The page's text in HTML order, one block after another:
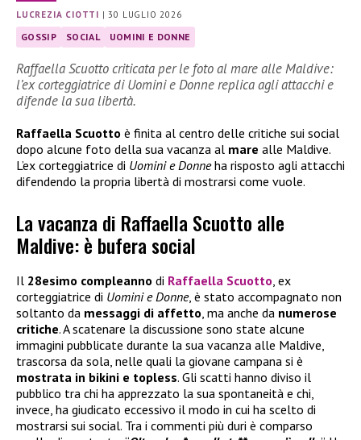
LUCREZIA CIOTTI |30 LUGLIO 2026
GOSSIP SOCIAL UOMINI E DONNE
Raffaella Scuotto criticata per le foto al mare alle Maldive:
l’ex corteggiatrice di Uomini e Donne replica agli attacchi e
difende la sua libertà.
Raffaella Scuotto è finita al centro delle critiche sui social
dopo alcune foto della sua vacanza al mare alle Maldive.
L’ex corteggiatrice di Uomini e Donneha risposto agli attacchi
difendendo la propria libertà di mostrarsi come vuole.
La vacanza di Raffaella Scuotto alle
Maldive: è bufera social
Il 28esimo compleanno di Raffaella Scuotto , ex
corteggiatrice di Uomini e Donne, è stato accompagnato non
soltanto da messaggi di affetto , ma anche da numerose
critiche. A scatenare la discussione sono state alcune
immagini pubblicate durante la sua vacanza alle Maldive,
trascorsa da sola, nelle quali la giovane campana si è
mostrata in bikini e topless. Gli scatti hanno diviso il
pubblico tra chi ha apprezzato la sua spontaneità e chi,
invece, ha giudicato eccessivo il modo in cui ha scelto di
mostrarsi sui social. Tra i commenti più duri è comparso